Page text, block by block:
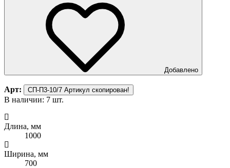
Добавлено
Арт: СП-П3-10/7 Артикул скопирован!
В наличии: 7 шт.
Длина, мм
1000
Ширина, мм
700